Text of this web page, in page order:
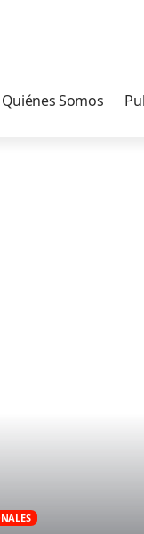
Quiénes Somos